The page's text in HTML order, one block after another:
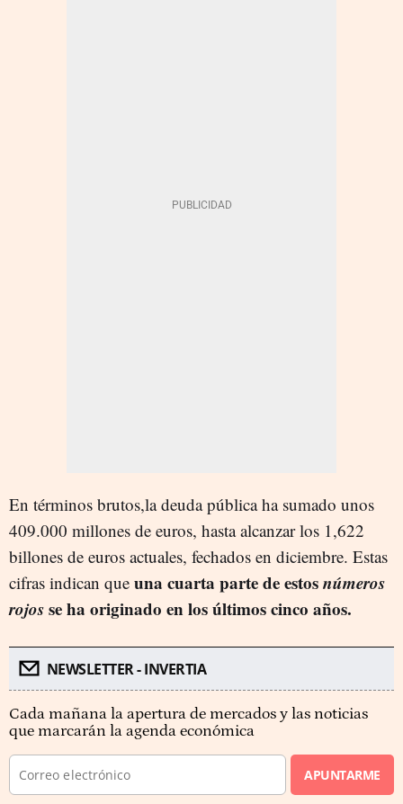
En términos brutos,la deuda pública ha sumado unos
409.000 millones de euros, hasta alcanzar los 1,622
billones de euros actuales, fechados en diciembre. Estas
cifras indican que una cuarta parte de estosnúmeros
rojosse ha originado en los últimos cinco años.
NEWSLETTER - INVERTIA
Cada mañana la apertura de mercados y las noticias
que marcarán la agenda económica
APUNTARME